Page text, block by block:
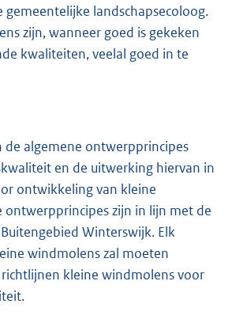
gemeentelijke landschapsecoloog.
zijn, wanneer goed is gekeken
kwaliteiten, veelal goed in te
de algemene ontwerpprincipes
en de uitwerking hiervan in
ontwikkeling van kleine
ontwerpprincipes zijn in lijn met de
Winterswijk. Elk
windmolens zal moeten
kleine windmolens voor